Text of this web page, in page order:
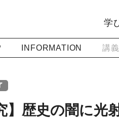
学
INFORMATION 講
】歴史の闇に